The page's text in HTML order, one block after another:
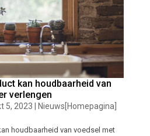
kan houdbaarheid van
verlengen
5, 2023 Nieuws[Homepagina]
houdbaarheid van voedsel met